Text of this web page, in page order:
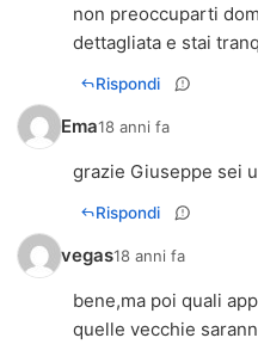
non preoccuparti
dettagliata e stai
Rispondi
Ema18 anni fa
grazie Giuseppe sei
Rispondi
vegas18 anni fa
bene,ma poi quali
quelle vecchie